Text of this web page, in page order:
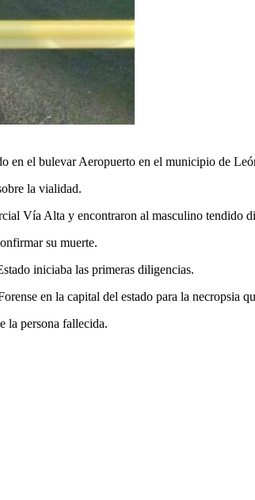
en el bulevar Aeropuerto en el municipio de
la vialidad.
Vía Alta y encontraron al masculino tendido
su muerte.
iniciaba las primeras diligencias.
en la capital del estado para la necropsia
la persona fallecida.